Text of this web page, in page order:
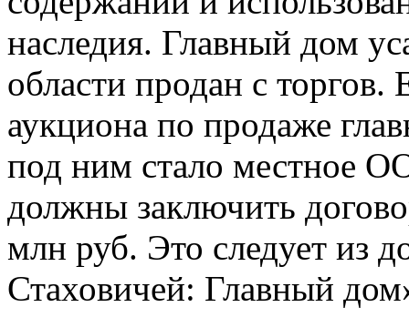
наследия. Главный дом
области продан с
аукциона по продаже
под ним стало местное
должны заключить
млн руб. Это следует из
Стаховичей: Главный